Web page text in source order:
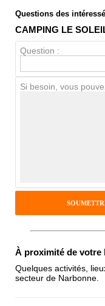
Note globale
Chien / chat
Antispam - Combien
chiffres) :
Questions des
CAMPING LE
Question :
Si besoin, vous
À proximité de votre
Quelques activités,
secteur de Narbonne.